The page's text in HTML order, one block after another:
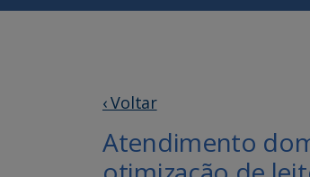
‹ Voltar
Atendimento